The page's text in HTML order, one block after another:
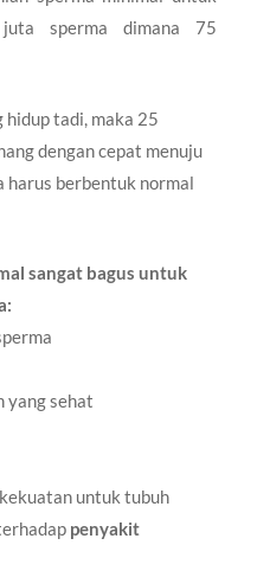
sperma dimana 75
hidup tadi, maka 25
dengan cepat menuju
harus berbentuk normal
sangat bagus untuk
yang sehat
untuk tubuh
penyakit